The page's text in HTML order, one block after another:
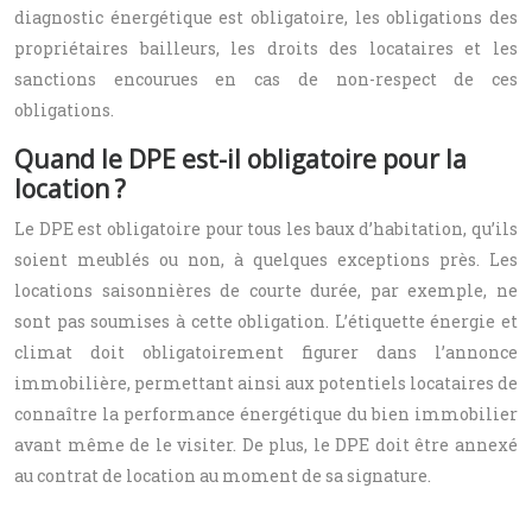
diagnostic énergétique est obligatoire, les obligations des
propriétaires bailleurs, les droits des locataires et les
sanctions encourues en cas de non-respect de ces
obligations.
Quand le DPE est-il obligatoire pour la
location ?
Le DPE est obligatoire pour tous les baux d’habitation, qu’ils
soient meublés ou non, à quelques exceptions près. Les
locations saisonnières de courte durée, par exemple, ne
sont pas soumises à cette obligation. L’étiquette énergie et
climat doit obligatoirement figurer dans l’annonce
immobilière, permettant ainsi aux potentiels locataires de
connaître la performance énergétique du bien immobilier
avant même de le visiter. De plus, le DPE doit être annexé
au contrat de location au moment de sa signature.